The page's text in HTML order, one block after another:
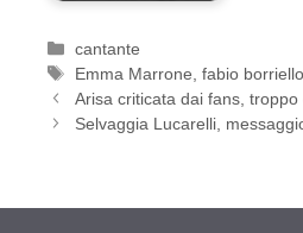
Categorie
cantante
Tag
Emma Marrone ,fabio borriello
Arisa criticata dai fans, troppo
Selvaggia Lucarelli,